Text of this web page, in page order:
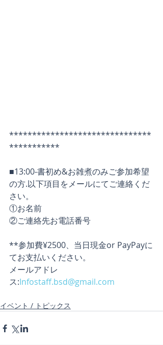
*******************************
***********
■13:00-書初め&お雑煮のみご参加希望
の方.以下項目をメールにてご連絡くだ
さい。
①お名前
②ご連絡先お電話番号
**参加費¥2500、当日現金or PayPayに
てお支払いください。
メールアドレ
ス:Infostaff.bsd@gmail.com
イベント / トピックス